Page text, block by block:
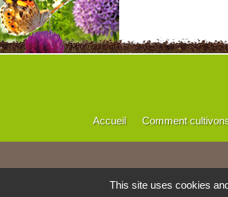
Accueil Comment
This site uses cookies